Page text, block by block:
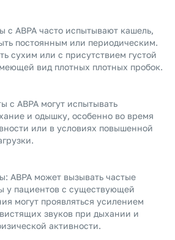
с ABPA часто испытывают кашель,
постоянным или периодическим.
сухим или с присутствием густой
вид плотных плотных пробок.
с ABPA могут испытывать
и одышку, особенно во время
или в условиях повышенной
ABPA может вызывать частые
у пациентов с существующей
могут проявляться усилением
звуков при дыхании и
активности.